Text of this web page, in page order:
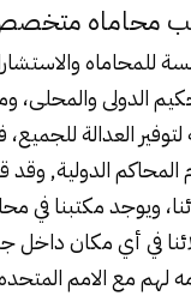
محاماه متخصص
للمحاماه
العدالة
المحاكم الدولية, وقد
ويوجد مكتبنا في
في أي مكان داخل
لهم مع الامم